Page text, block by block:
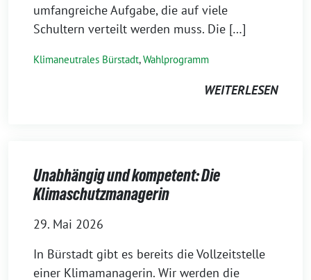
umfangreiche Aufgabe, die auf viele
Schultern verteilt werden muss. Die […]
Klimaneutrales Bürstadt,Wahlprogramm
WEITERLESEN
Unabhängig und kompetent: Die
Klimaschutzmanagerin
29. Mai 2026
In Bürstadt gibt es bereits die Vollzeitstelle
einer Klimamanagerin. Wir werden die